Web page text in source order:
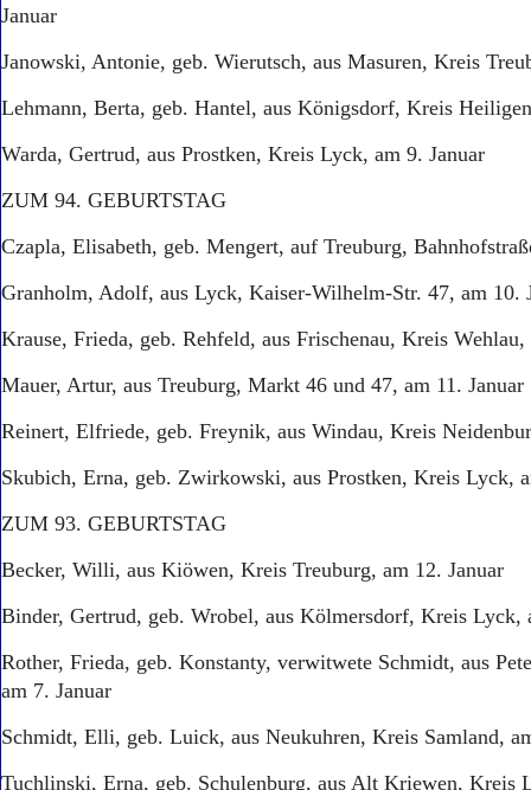
Januar
Janowski, Antonie, geb. Wierutsch, aus Masuren, Kreis
Lehmann, Berta, geb. Hantel, aus Königsdorf, Kreis
Warda, Gertrud, aus Prostken, Kreis Lyck, am 9. Januar
ZUM 94. GEBURTSTAG
Czapla, Elisabeth, geb. Mengert, auf Treuburg,
Granholm, Adolf, aus Lyck, Kaiser-Wilhelm-Str. 47, am 10.
Krause, Frieda, geb. Rehfeld, aus Frischenau, Kreis Wehlau,
Mauer, Artur, aus Treuburg, Markt 46 und 47, am 11. Januar
Reinert, Elfriede, geb. Freynik, aus Windau, Kreis
Skubich, Erna, geb. Zwirkowski, aus Prostken, Kreis Lyck,
ZUM 93. GEBURTSTAG
Becker, Willi, aus Kiöwen, Kreis Treuburg, am 12. Januar
Binder, Gertrud, geb. Wrobel, aus Kölmersdorf, Kreis Lyck,
Rother, Frieda, geb. Konstanty, verwitwete Schmidt, aus
am 7. Januar
Schmidt, Elli, geb. Luick, aus Neukuhren, Kreis Samland,
Tuchlinski, Erna, geb. Schulenburg, aus Alt Kriewen, Kreis